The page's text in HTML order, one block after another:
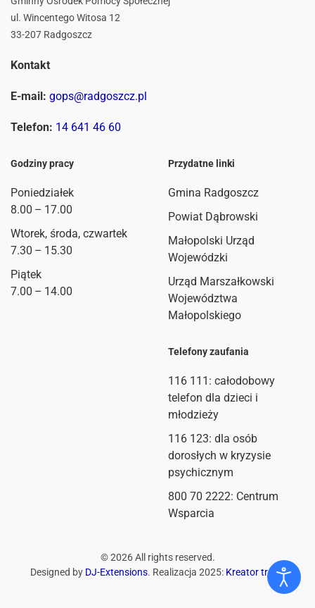
ul. Wincentego Witosa 12
33-207 Radgoszcz
Kontakt
E-mail: gops@radgoszcz.pl
Telefon: 14 641 46 60
Godziny pracy
Poniedziałek
8.00 – 17.00
Wtorek, środa, czwartek
7.30 – 15.30
Piątek
7.00 – 14.00
Przydatne linki
Gmina Radgoszcz
Powiat Dąbrowski
Małopolski Urząd
Wojewódzki
Urząd Marszałkowski
Województwa
Małopolskiego
Telefony zaufania
116 111 : całodobowy
telefon dla dzieci i
młodzieży
116 123: dla osób
dorosłych w kryzysie
psychicznym
800 70 2222: Centrum
Wsparcia
©2026All rights reserved.
Designed by DJ-Extensions. Realizacja 2025: Kreator treści